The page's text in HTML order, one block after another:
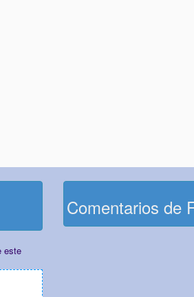
este
Comentarios de